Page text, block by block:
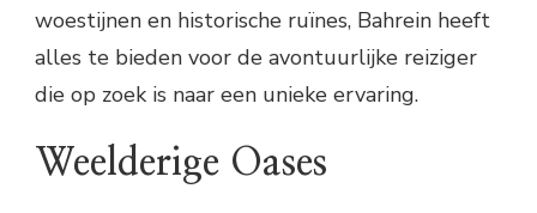
woestijnen en historische ruïnes, Bahrein heeft
alles te bieden voor de avontuurlijke reiziger
die op zoek is naar een unieke ervaring.
Weelderige Oases